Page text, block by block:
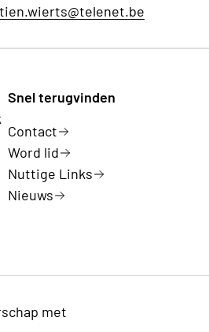
Snel terugvinden
Contact
Word lid
Nuttige Links
Nieuws
met